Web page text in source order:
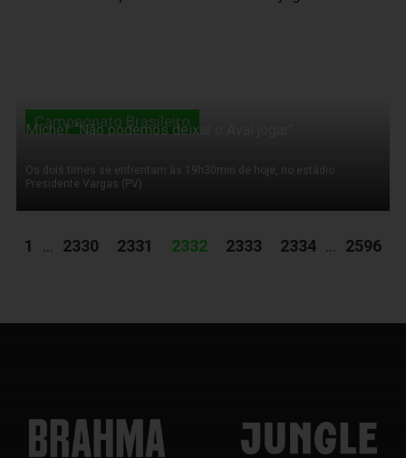
03 de Agosto de 2011
Campeonato Brasileiro
Michel: “Não podemos deixar o Avaí jogar”
Os dois times se enfrentam às 19h30min de hoje, no estádio
Presidente Vargas (PV)
1 ... 2330 2331 2332 2333 2334 ... 2596